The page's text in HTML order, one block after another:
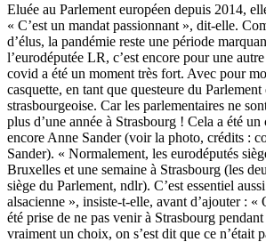
Eluée au Parlement européen depuis 2014,
« C’est un mandat passionnant », dit-elle.
d’élus, la pandémie reste une période
l’eurodéputée LR, c’est encore pour une
covid a été un moment très fort. Avec pour
casquette, en tant que questeure du Parlement
strasbourgeoise. Car les parlementaires ne
plus d’une année à Strasbourg ! Cela a été
encore Anne Sander (voir la photo, crédits :
Sander). « Normalement, les eurodéputés
Bruxelles et une semaine à Strasbourg (les
siège du Parlement, ndlr). C’est essentiel
alsacienne », insiste-t-elle, avant d’ajouter : «
été prise de ne pas venir à Strasbourg
vraiment un choix, on s’est dit que ce n’était